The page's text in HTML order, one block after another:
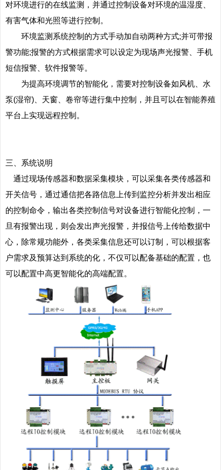
对环境进行的在线监测，并通过控制设备对环境的温湿度、
有害气体和光照等进行控制。
环境监测系统控制的方式手动加自动两种方式;并可带报
警功能;报警的方式根据需求可以设定为现场声光报警、手机
短信报警、软件报警等。
为提高环境调节的智能化，需要对控制设备如风机、水
泵(湿帘)、天窗、卷帘等进行集中控制，并且可以在智能养殖
平台上实现远程控制。
三、系统说明
通过现场传感器和数据采集模块，可以采集各类传感器和
开关信号，通过通信把各路信息上传到监控分析并发出相应
的控制命令，输出各类控制信号对设备进行智能化控制，一
旦有报警出现，则会发出声光报警，并报信号上传给数据中
心，除常规功能外，各类采集信息还可以订制，可以根据客
户需求及预算达到系统的化，不仅可以配备基础的配置，也
可以配置中高更智能化的高端配置。